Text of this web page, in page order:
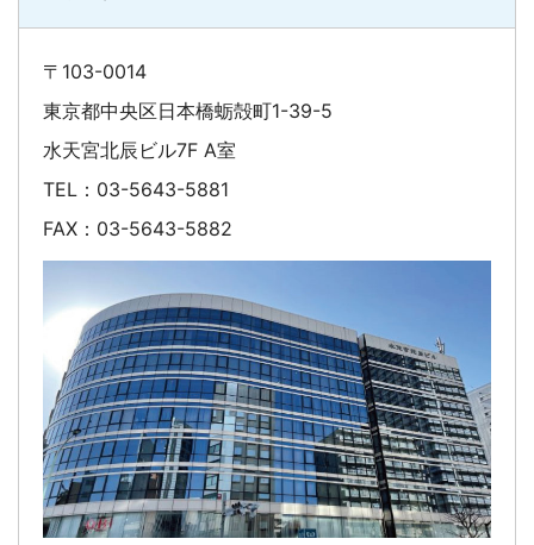
〒103-0014
東京都中央区日本橋蛎殻町1-39-5
水天宮北辰ビル7F A室
TEL：03-5643-5881
FAX：03-5643-5882